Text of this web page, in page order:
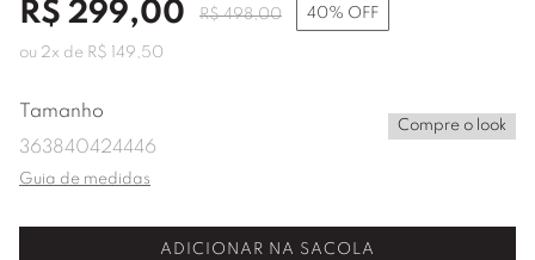
R$ 299,00 R$ 498,00 40% OFF
ou 2x de R$ 149 ,50
Tamanho
363840424446
Compre o look
Guia de medidas
ADICIONAR NA SACOLA